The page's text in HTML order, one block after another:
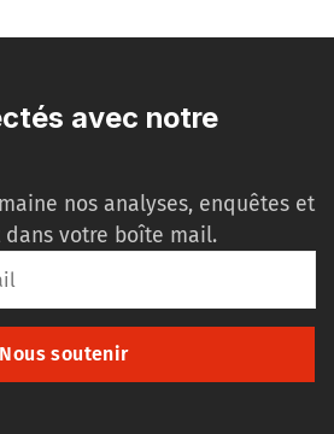
avec notre
nos analyses, enquêtes et
votre boîte mail.
Nous soutenir